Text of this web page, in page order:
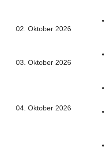
02. Oktober 2026
03. Oktober 2026
04. Oktober 2026